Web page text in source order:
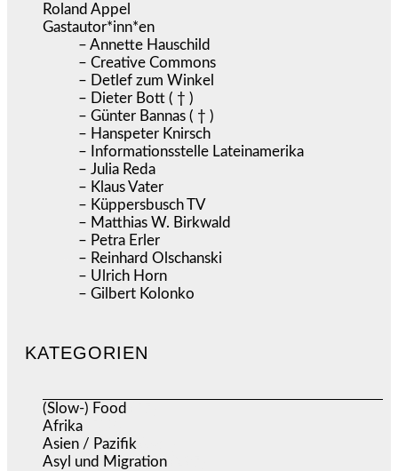
Roland Appel
Gastautor*inn*en
– Annette Hauschild
– Creative Commons
– Detlef zum Winkel
– Dieter Bott ( † )
– Günter Bannas ( † )
– Hanspeter Knirsch
– Informationsstelle Lateinamerika
– Julia Reda
– Klaus Vater
– Küppersbusch TV
– Matthias W. Birkwald
– Petra Erler
– Reinhard Olschanski
– Ulrich Horn
– Gilbert Kolonko
KATEGORIEN
(Slow-) Food
Afrika
Asien / Pazifik
Asyl und Migration